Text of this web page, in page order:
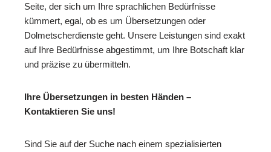
Seite, der sich um Ihre sprachlichen Bedürfnisse
kümmert, egal, ob es um Übersetzungen oder
Dolmetscherdienste geht. Unsere Leistungen sind exakt
auf Ihre Bedürfnisse abgestimmt, um Ihre Botschaft klar
und präzise zu übermitteln.
Ihre Übersetzungen in besten Händen –
Kontaktieren Sie uns!
Sind Sie auf der Suche nach einem spezialisierten